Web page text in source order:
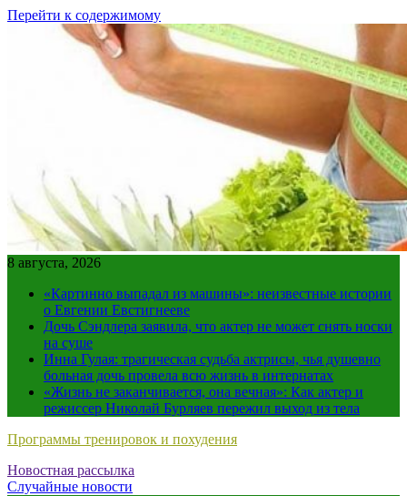
Перейти к содержимому
8 августа, 2026
«Картинно выпадал из машины»: неизвестные истории
о Евгении Евстигнееве
Дочь Сэндлера заявила, что актер не может снять носки
на суше
Инна Гулая: трагическая судьба актрисы, чья душевно
больная дочь провела всю жизнь в интернатах
«Жизнь не заканчивается, она вечная»: Как актер и
режиссер Николай Бурляев пережил выход из тела
Программы тренировок и похудения
Новостная рассылка
Случайные новости